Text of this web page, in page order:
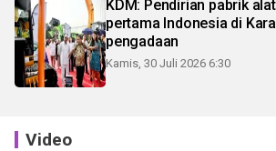
KDM: Pendirian pabrik
pertama Indonesia di
pengadaan
Kamis, 30 Juli 2026 6:30
Video